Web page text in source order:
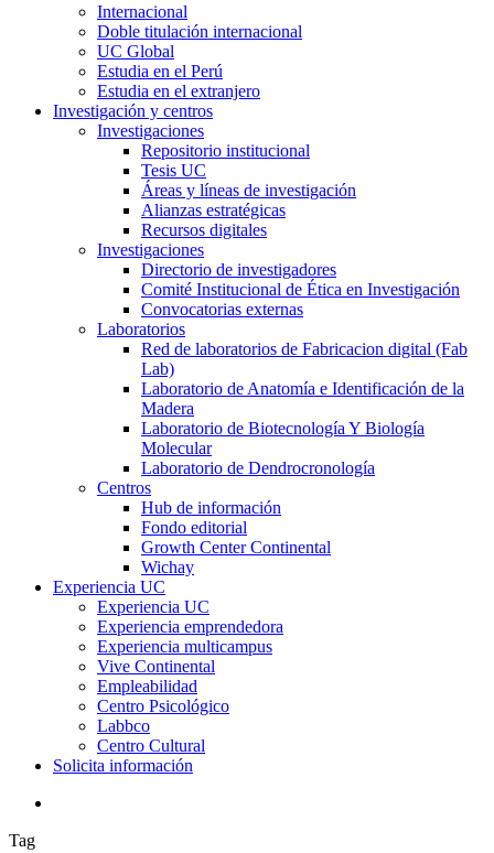
Internacional
Doble titulación internacional
UC Global
Estudia en el Perú
Estudia en el extranjero
Investigación y centros
Investigaciones
Repositorio institucional
Tesis UC
Áreas y líneas de investigación
Alianzas estratégicas
Recursos digitales
Investigaciones
Directorio de investigadores
Comité Institucional de Ética en Investigación
Convocatorias externas
Laboratorios
Red de laboratorios de Fabricacion digital (Fab
Lab)
Laboratorio de Anatomía e Identificación de la
Madera
Laboratorio de Biotecnología Y Biología
Molecular
Laboratorio de Dendrocronología
Centros
Hub de información
Fondo editorial
Growth Center Continental
Wichay
Experiencia UC
Experiencia UC
Experiencia emprendedora
Experiencia multicampus
Vive Continental
Empleabilidad
Centro Psicológico
Labbco
Centro Cultural
Solicita información
Tag